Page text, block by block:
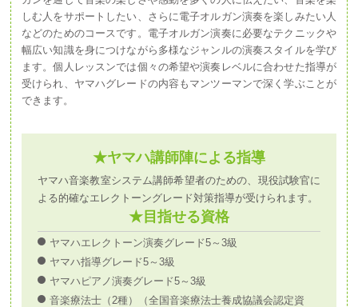
しむ人をサポートしたい、さらに電子オルガン演奏を楽しみたい人
などのためのコースです。電子オルガン演奏に必要なテクニックや
幅広い知識を身につけながら多様なジャンルの演奏スタイルを学び
ます。個人レッスンでは個々の希望や演奏レベルに合わせた指導が
受けられ、ヤマハグレードの内容もマンツーマンで深く学ぶことが
できます。
★ヤマハ講師陣による指導
ヤマハ音楽教室システム講師希望者のための、現役試験官に
よる的確なエレクトーングレード対策指導が受けられます。
★目指せる資格
ヤマハエレクトーン演奏グレード5～3級
ヤマハ指導グレード5～3級
ヤマハピアノ演奏グレード5～3級
音楽療法士（2種）（全国音楽療法士養成協議会認定資